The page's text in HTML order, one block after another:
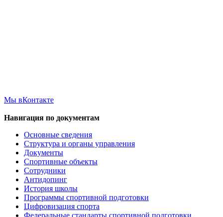
Мы вКонтакте
Навигация по документам
Основные сведения
Структура и органы управления
Документы
Спортивные объекты
Сотрудники
Антидопинг
История школы
Программы спортивной подготовки
Цифровизация спорта
Федеральные стандарты спортивной подготовки